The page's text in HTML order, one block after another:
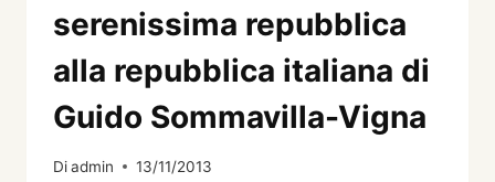
CITTÀ.
IL
NUOVO
SECOLO,
LA
GUERRA,
–
serenissima repubblica
alla repubblica italiana di
Guido Sommavilla-Vigna
Diadmin 13/11/2013